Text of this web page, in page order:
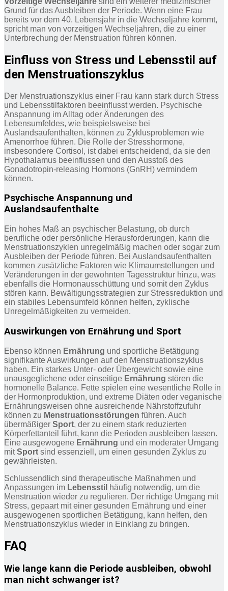
Grund für das Ausbleiben der Periode. Wenn eine Frau
bereits vor dem 40. Lebensjahr in die Wechseljahre kommt,
spricht man von vorzeitigen Wechseljahren, die zu einer
Unterbrechung der Menstruation führen können.
Einfluss von Stress und Lebensstil auf
den Menstruationszyklus
Der Menstruationszyklus einer Frau kann stark durch Stress
und Lebensstilfaktoren beeinflusst werden. Psychische
Anspannung im Alltag oder Änderungen des
Lebensumfeldes, wie beispielsweise bei
Auslandsaufenthalten, können zu Zyklusproblemen wie
Amenorrhoe führen. Die Rolle der Stresshormone,
insbesondere Cortisol, ist dabei entscheidend, da sie den
Hypothalamus beeinflussen und den Ausstoß des
Gonadotropin-releasing Hormons (GnRH) vermindern
können.
Psychische Anspannung und
Auslandsaufenthalte
Ein hohes Maß an psychischer Belastung, ob durch
berufliche oder persönliche Herausforderungen, kann die
Menstruationszyklen unregelmäßig machen oder sogar zum
Ausbleiben der Periode führen. Bei Auslandsaufenthalten
kommen zusätzliche Faktoren wie Klimaumstellungen und
Veränderungen in der gewohnten Tagesstruktur hinzu, was
ebenfalls die Hormonausschüttung und somit den Zyklus
stören kann. Bewältigungsstrategien zur Stressreduktion und
ein stabiles Lebensumfeld können helfen, zyklische
Unregelmäßigkeiten zu vermeiden.
Auswirkungen von Ernährung und Sport
Ebenso können Ernährung und sportliche Betätigung
signifikante Auswirkungen auf den Menstruationszyklus
haben. Ein starkes Unter- oder Übergewicht sowie eine
unausgeglichene oder einseitige Ernährung stören die
hormonelle Balance. Fette spielen eine wesentliche Rolle in
der Hormonproduktion, und extreme Diäten oder veganische
Ernährungsweisen ohne ausreichende Nährstoffzufuhr
können zu Menstruationsstörungen führen. Auch
übermäßiger Sport, der zu einem stark reduzierten
Körperfettanteil führt, kann die Perioden ausbleiben lassen.
Eine ausgewogene Ernährung und ein moderater Umgang
mitSport sind essenziell, um einen gesunden Zyklus zu
gewährleisten.
Schlussendlich sind therapeutische Maßnahmen und
Anpassungen im Lebensstil häufig notwendig, um die
Menstruation wieder zu regulieren. Der richtige Umgang mit
Stress, gepaart mit einer gesunden Ernährung und einer
ausgewogenen sportlichen Betätigung, kann helfen, den
Menstruationszyklus wieder in Einklang zu bringen.
FAQ
Wie lange kann die Periode ausbleiben, obwohl
man nicht schwanger ist?